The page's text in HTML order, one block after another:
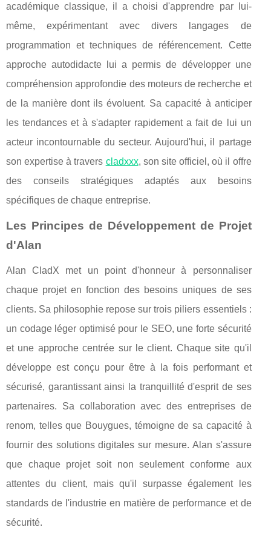
académique classique, il a choisi d'apprendre par lui-
même, expérimentant avec divers langages de
programmation et techniques de référencement. Cette
approche autodidacte lui a permis de développer une
compréhension approfondie des moteurs de recherche et
de la manière dont ils évoluent. Sa capacité à anticiper
les tendances et à s'adapter rapidement a fait de lui un
acteur incontournable du secteur. Aujourd'hui, il partage
son expertise à travers cladxxx, son site officiel, où il offre
des conseils stratégiques adaptés aux besoins
spécifiques de chaque entreprise.
Les Principes de Développement de Projet
d'Alan
Alan CladX met un point d'honneur à personnaliser
chaque projet en fonction des besoins uniques de ses
clients. Sa philosophie repose sur trois piliers essentiels :
un codage léger optimisé pour le SEO, une forte sécurité
et une approche centrée sur le client. Chaque site qu'il
développe est conçu pour être à la fois performant et
sécurisé, garantissant ainsi la tranquillité d'esprit de ses
partenaires. Sa collaboration avec des entreprises de
renom, telles que Bouygues, témoigne de sa capacité à
fournir des solutions digitales sur mesure. Alan s'assure
que chaque projet soit non seulement conforme aux
attentes du client, mais qu'il surpasse également les
standards de l'industrie en matière de performance et de
sécurité.